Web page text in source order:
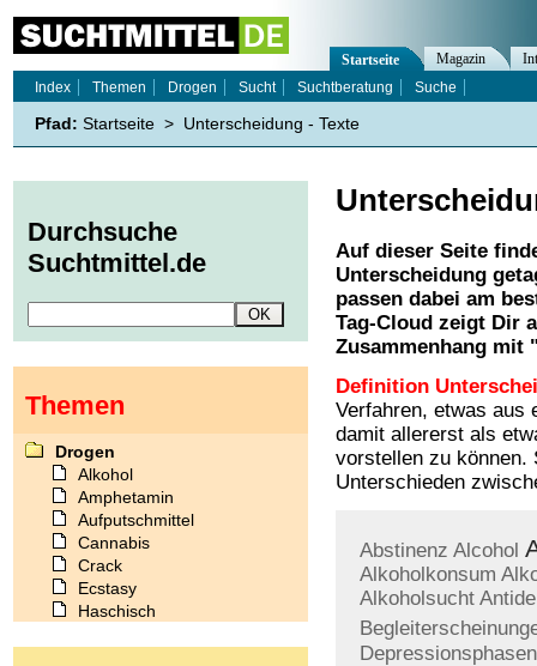
Auf dieser Seite
Unterscheidung
passen dabei am
Tag-Cloud zeigt Dir
Zusammenhang mit
Definition
Verfahren, etwas aus
damit allererst als
vorstellen zu können.
Unterschieden
Abstinenz Alcohol
Alkoholkonsum
Alkoholsucht
Depressionsphasen
Startseite Magazin
Index
Themen Drogen Sucht Suchtberatung Suche
Pfad: Startseite > Unterscheidung - Texte
Durchsuche
Suchtmittel.de
Themen
Drogen
Alkohol
Amphetamin
Aufputschmittel
Cannabis
Crack
Ecstasy
Haschisch